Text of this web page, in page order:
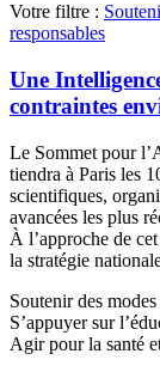
Votre filtre :
responsables
Une
contraintes
Le Sommet pour
tiendra à Paris les
scientifiques,
avancées les plus
À l’approche de
la stratégie
Soutenir des
S’appuyer sur
Agir pour la santé